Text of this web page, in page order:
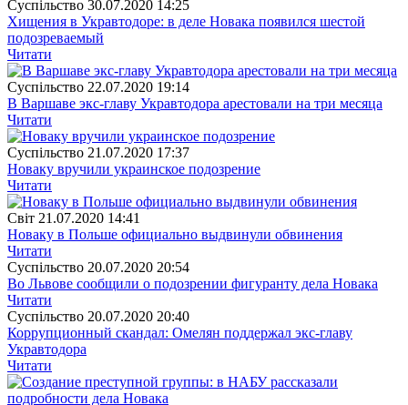
Суспiльство 30.07.2020 14:25
Хищения в Укравтодоре: в деле Новака появился шестой
подозреваемый
Читати
Суспiльство 22.07.2020 19:14
В Варшаве экс-главу Укравтодора арестовали на три месяца
Читати
Суспiльство 21.07.2020 17:37
Новаку вручили украинское подозрение
Читати
Свiт 21.07.2020 14:41
Новаку в Польше официально выдвинули обвинения
Читати
Суспiльство 20.07.2020 20:54
Во Львове сообщили о подозрении фигуранту дела Новака
Читати
Суспiльство 20.07.2020 20:40
Коррупционный скандал: Омелян поддержал экс-главу
Укравтодора
Читати